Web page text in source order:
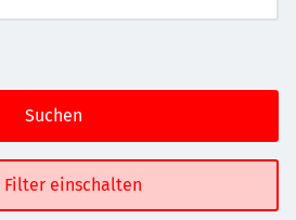
Suchen
Filter einschalten